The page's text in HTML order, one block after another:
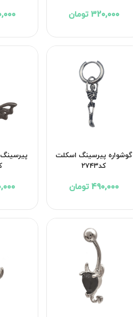
320,000 تومان
گوشواره پیرسینگ اسکلت
کد۲۷۴۳
490,000 تومان